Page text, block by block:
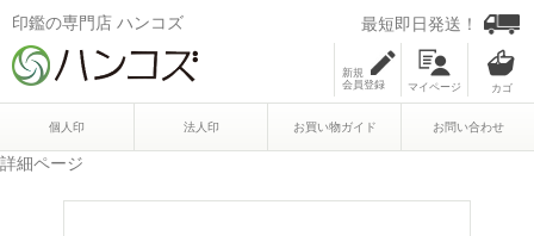
印鑑の専門店 ハンコズ 最短即日発送！
新規
会員登録
マイページ
個人印 法人印 お買い物ガイド お問い合わせ
詳細ページ